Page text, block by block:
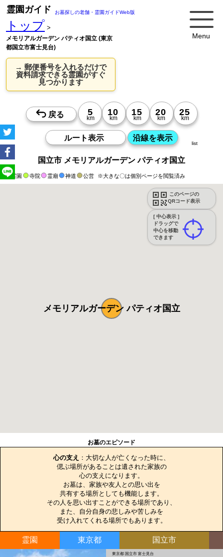
Menu
霊園ガイド お墓探しの老舗・霊園ガイドWeb版
トップ >
メモリアルガーデン パティオ国立 (東京
都国立市富士見台)
→ 郵便番号を入れるだけで
資料請求できる霊園がすぐ
見つかります
国立市 メモリアルガーデン パティオ国立
霊園 寺院 霊廟 神道 公営 ※大きな〇は個別ページを閲覧済み
このページの
QRコード表示
[ 中心表示 ]
ドラッグで
中心を移動
できます
list
メモリアルガーデン パティオ国立
お墓のエピソード
心の支え ：大切な人が亡くなった時に、
偲ぶ場所があることは遺された家族の
心の支えになります。
お墓は、家族や友人との思い出を
共有する場所としても機能します。
その人を思い出すことができる場所であり、
また、自分自身の悲しみや苦しみを
受け入れてくれる場所でもあります。
霊園 東京都 国立市
東京都 国立市 富士見台